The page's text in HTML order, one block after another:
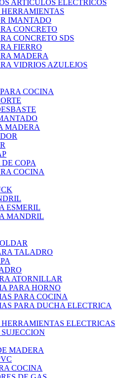
ARTICULOS ELECTRICOS
HERRAMIENTAS
IMANTADO
CONCRETO
CONCRETO SDS
FIERRO
MADERA
VIDRIOS AZULEJOS
COCINA
MADERA
COPA
COCINA
ESMERIL
MANDRIL
TALADRO
ATORNILLAR
PARA HORNO
PARA COCINA
PARA DUCHA ELECTRICA
HERRAMIENTAS ELECTRICAS
MADERA
COCINA